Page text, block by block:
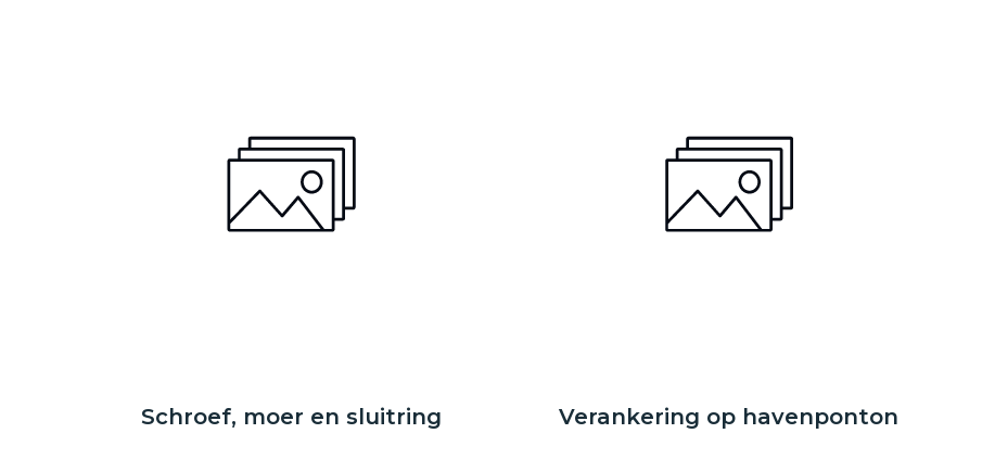
Schroef, moer en sluitring Verankering op havenponton